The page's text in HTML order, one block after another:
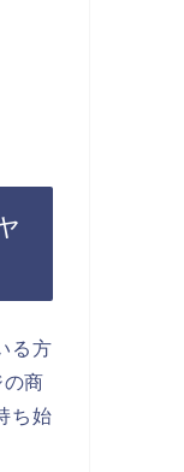
る方
商
ち始